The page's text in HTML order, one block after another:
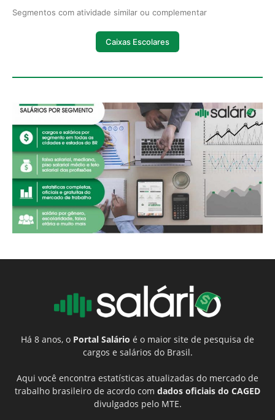
Segmentos com atividade similar ou complementar
Caixas Escolares
Há 8 anos, o Portal Salário é o maior site de pesquisa de
cargos e salários do Brasil.
Aqui você encontra estatísticas atualizadas do mercado de
trabalho brasileiro de acordo com dados oficiais do CAGED
divulgados pelo MTE.